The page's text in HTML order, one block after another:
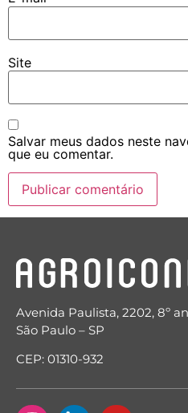
Site
Salvar meus dados neste
que eu comentar.
Avenida Paulista, 2202, 8º
São Paulo – SP
CEP: 01310-932